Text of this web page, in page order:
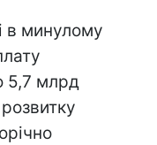
в минулому
5,7 млрд